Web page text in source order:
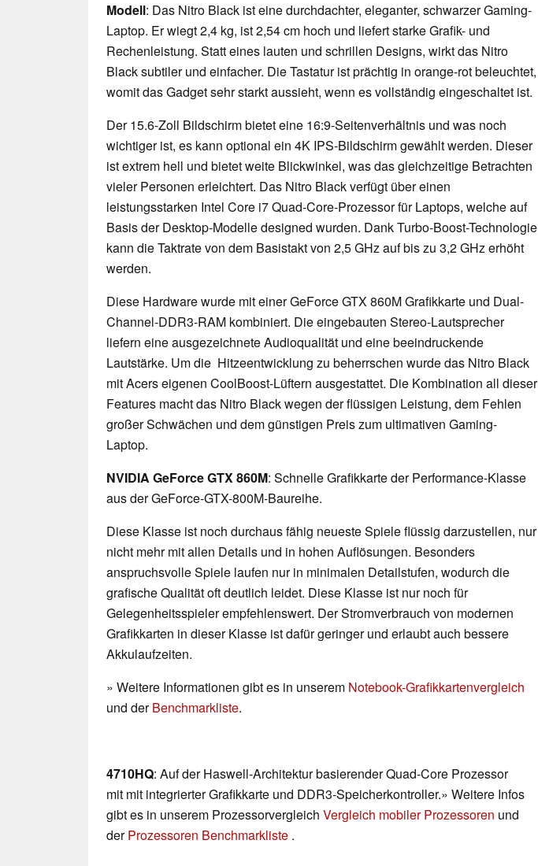
Modell: Das Nitro Black ist eine durchdachter, eleganter, schwarzer Gaming-
Laptop. Er wiegt 2,4 kg, ist 2,54 cm hoch und liefert starke Grafik- und
Rechenleistung. Statt eines lauten und schrillen Designs, wirkt das Nitro
Black subtiler und einfacher. Die Tastatur ist prächtig in orange-rot beleuchtet,
womit das Gadget sehr starkt aussieht, wenn es vollständig eingeschaltet ist.
Der 15.6-Zoll Bildschirm bietet eine 16:9-Seitenverhältnis und was noch
wichtiger ist, es kann optional ein 4K IPS-Bildschirm gewählt werden. Dieser
ist extrem hell und bietet weite Blickwinkel, was das gleichzeitige Betrachten
vieler Personen erleichtert. Das Nitro Black verfügt über einen
leistungsstarken Intel Core i7 Quad-Core-Prozessor für Laptops, welche auf
Basis der Desktop-Modelle designed wurden. Dank Turbo-Boost-Technologie
kann die Taktrate von dem Basistakt von 2,5 GHz auf bis zu 3,2 GHz erhöht
werden.
Diese Hardware wurde mit einer GeForce GTX 860M Grafikkarte und Dual-
Channel-DDR3-RAM kombiniert. Die eingebauten Stereo-Lautsprecher
liefern eine ausgezeichnete Audioqualität und eine beeindruckende
Lautstärke. Um die Hitzeentwicklung zu beherrschen wurde das Nitro Black
mit Acers eigenen CoolBoost-Lüftern ausgestattet. Die Kombination all dieser
Features macht das Nitro Black wegen der flüssigen Leistung, dem Fehlen
großer Schwächen und dem günstigen Preis zum ultimativen Gaming-
Laptop.
NVIDIA GeForce GTX 860M: Schnelle Grafikkarte der Performance-Klasse
aus der GeForce-GTX-800M-Baureihe.
Diese Klasse ist noch durchaus fähig neueste Spiele flüssig darzustellen, nur
nicht mehr mit allen Details und in hohen Auflösungen. Besonders
anspruchsvolle Spiele laufen nur in minimalen Detailstufen, wodurch die
grafische Qualität oft deutlich leidet. Diese Klasse ist nur noch für
Gelegenheitsspieler empfehlenswert. Der Stromverbrauch von modernen
Grafikkarten in dieser Klasse ist dafür geringer und erlaubt auch bessere
Akkulaufzeiten.
» Weitere Informationen gibt es in unserem Notebook-Grafikkartenvergleich
und derBenchmarkliste.
4710HQ: Auf der Haswell-Architektur basierender Quad-Core Prozessor
mit mit integrierter Grafikkarte und DDR3-Speicherkontroller.» Weitere Infos
gibt es in unserem Prozessorvergleich Vergleich mobiler Prozessoren und
derProzessoren Benchmarkliste .